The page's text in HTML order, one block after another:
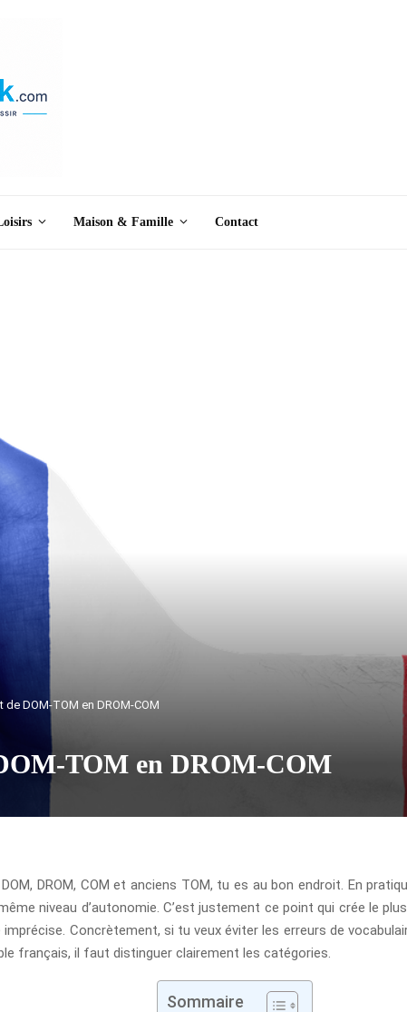
Maison & Famille Contact
DOM-TOM en DROM-COM
TOM en DROM-COM
DROM, COM et anciens TOM, tu es au bon endroit. En
niveau d’autonomie. C’est justement ce point qui crée le
Concrètement, si tu veux éviter les erreurs de
français, il faut distinguer clairement les catégories.
Sommaire